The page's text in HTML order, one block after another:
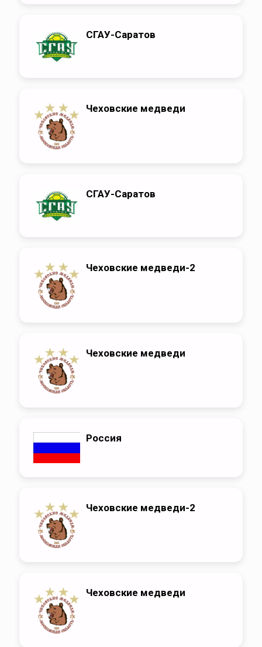
СГАУ-Саратов
Чеховские медведи
СГАУ-Саратов
Чеховские медведи-2
Чеховские медведи
Россия
Чеховские медведи-2
Чеховские медведи